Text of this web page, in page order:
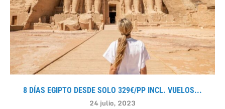
8 DÍAS EGIPTO DESDE SOLO 329€/PP INCL. VUELOS...
24 julio, 2023